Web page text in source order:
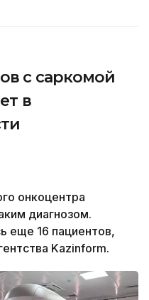
с саркомой
в
онкоцентра
диагнозом.
еще 16 пациентов,
Kazinform.